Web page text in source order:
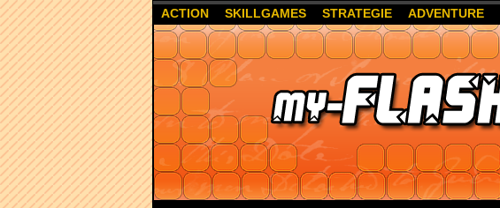
ACTION SKILLGAMES STRATEGIE ADVENTURE